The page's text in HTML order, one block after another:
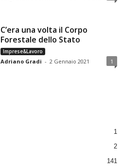
C’era una volta il Corpo
Forestale dello Stato
Imprese&Lavoro
Adriano Gradi - 2 Gennaio 2021 1
1
2
141